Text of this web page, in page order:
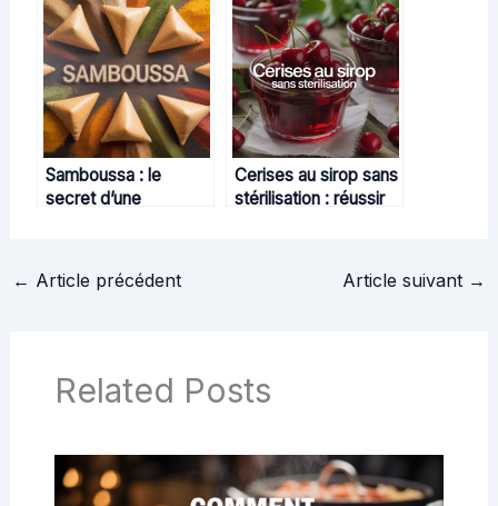
Samboussa : le
secret d’une
Cerises au sirop sans
stérilisation : réussir
← Article précédent Article suivant →
Related Posts